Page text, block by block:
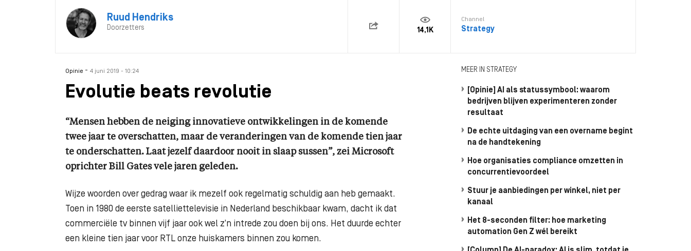
Ruud Hendriks
Doorzetters 14,1K
Channel
Strategy
Opinie - 4 juni 2019 - 10:24
Evolutie beats revolutie
“Mensen hebben de neiging innovatieve ontwikkelingen in de komende
twee jaar te overschatten, maar de veranderingen van de komende tien jaar
te onderschatten. Laat jezelf daardoor nooit in slaap sussen”, zei Microsoft
oprichter Bill Gates vele jaren geleden.
Wijze woorden over gedrag waar ik mezelf ook regelmatig schuldig aan heb gemaakt.
Toen in 1980 de eerste satelliettelevisie in Nederland beschikbaar kwam, dacht ik dat
commerciële tv binnen vijf jaar ook wel z’n intrede zou doen bij ons. Het duurde echter
een kleine tien jaar voor RTL onze huiskamers binnen zou komen.
MEER IN STRATEGY
[Opinie] AI als statussymbool: waarom
bedrijven blijven experimenteren zonder
resultaat
De echte uitdaging van een overname begint
na de handtekening
Hoe organisaties compliance omzetten in
concurrentievoordeel
Stuur je aanbiedingen per winkel, niet per
kanaal
Het 8-seconden filter: hoe marketing
automation Gen Z wél bereikt